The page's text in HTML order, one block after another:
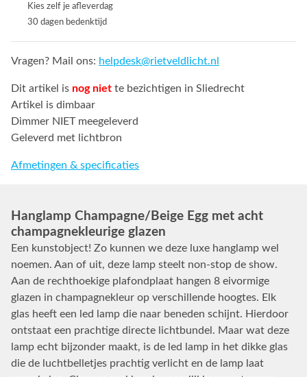
Kies zelf je afleverdag
30 dagen bedenktijd
Vragen? Mail ons: helpdesk@rietveldlicht.nl
Dit artikel is nog niet te bezichtigen in Sliedrecht
Artikel is dimbaar
Dimmer NIET meegeleverd
Geleverd met lichtbron
Afmetingen & specificaties
Hanglamp Champagne/Beige Egg met acht
champagnekleurige glazen
Een kunstobject! Zo kunnen we deze luxe hanglamp wel
noemen. Aan of uit, deze lamp steelt non-stop de show.
Aan de rechthoekige plafondplaat hangen 8 eivormige
glazen in champagnekleur op verschillende hoogtes. Elk
glas heeft een led lamp die naar beneden schijnt. Hierdoor
ontstaat een prachtige directe lichtbundel. Maar wat deze
lamp echt bijzonder maakt, is de led lamp in het dikke glas
die de luchtbelletjes prachtig verlicht en de lamp laat